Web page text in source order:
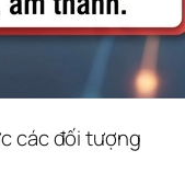
các đối tượng